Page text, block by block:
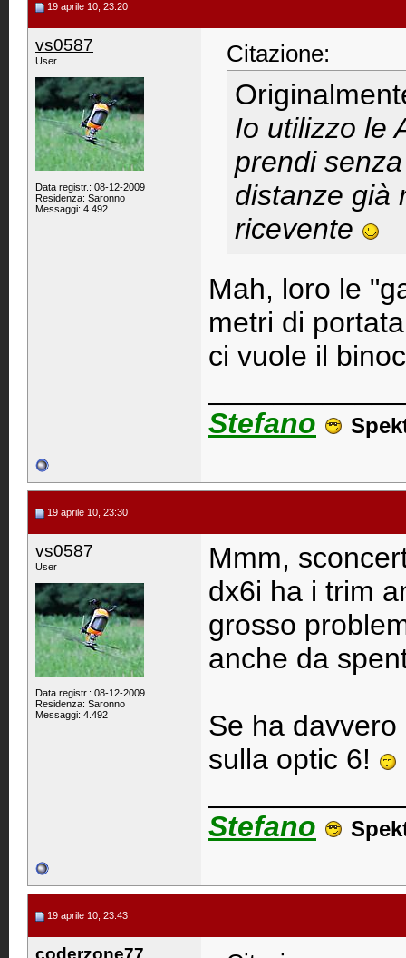
19 aprile 10, 23:20
vs0587
User
Data registr.: 08-12-2009
Residenza: Saronno
Messaggi: 4.492
Citazione:
Io utilizzo le
prendi
distanze già
ricevente
Mah, loro le
metri di
ci vuole il
Stefano
19 aprile 10, 23:30
vs0587
User
Data registr.: 08-12-2009
Residenza: Saronno
Messaggi: 4.492
Mmm,
dx6i ha i trim
grosso
anche da
Se ha
sulla optic 6!
Stefano
19 aprile 10, 23:43
coderzone77